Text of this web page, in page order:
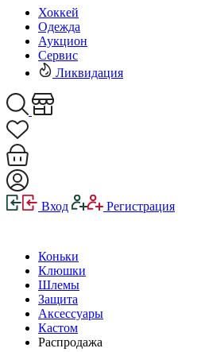
Хоккей
Одежда
Аукцион
Сервис
Ликвидация
Вход Регистрация
Коньки
Клюшки
Шлемы
Защита
Аксессуары
Кастом
Распродажа